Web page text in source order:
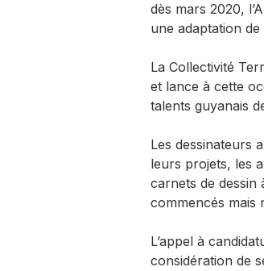
dès mars 2020,
une adaptation
La Collectivité
et lance à cette
talents guyanais
Les dessinateurs
leurs projets, les
carnets de dessin
commencés mais
L’appel à
considération de